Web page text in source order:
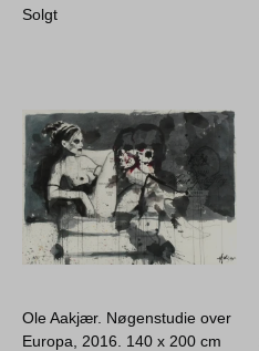
Solgt
Ole Aakjær. Nøgenstudie over
Europa, 2016. 140 x 200 cm